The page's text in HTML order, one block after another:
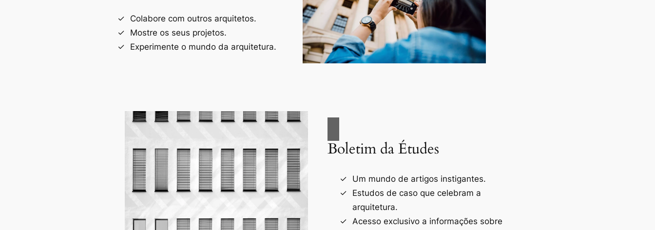
Colabore com outros arquitetos.
Mostre os seus projetos.
Experimente o mundo da arquitetura.
Boletim da Études
Um mundo de artigos instigantes.
Estudos de caso que celebram a
arquitetura.
Acesso exclusivo a informações sobre